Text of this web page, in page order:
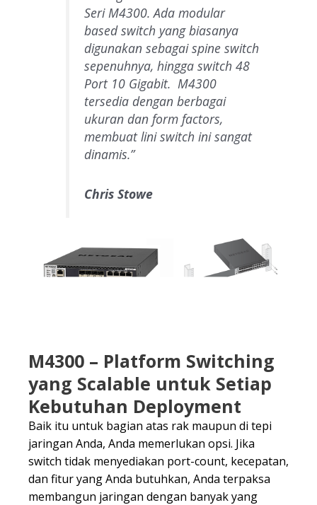
Seri M4300. Ada modular
based switch yang biasanya
digunakan sebagaispineswitch
sepenuhnya, hingga switch 48
Port 10 Gigabit. M4300
tersedia dengan berbagai
ukuran dan form factors,
membuat lini switch ini sangat
dinamis.”
Chris Stowe
M4300 – Platform Switching
yang Scalable untuk Setiap
Kebutuhan Deployment
Baik itu untuk bagian atas rak maupun di tepi
jaringan Anda, Anda memerlukan opsi. Jika
switch tidak menyediakan port-count, kecepatan,
dan fitur yang Anda butuhkan, Anda terpaksa
membangun jaringan dengan banyak yang